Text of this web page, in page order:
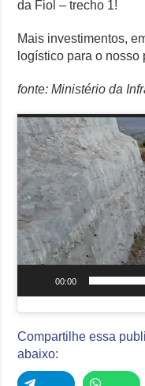
Como Resolver a Disputa
O Que Levou Quatro
Casa Branca Antes
Especialistas Revelam o
da Fiol – trecho 1!
Mais investimentos,
logístico para o
fonte: Ministério da
00:00
Compartilhe essa
abaixo: